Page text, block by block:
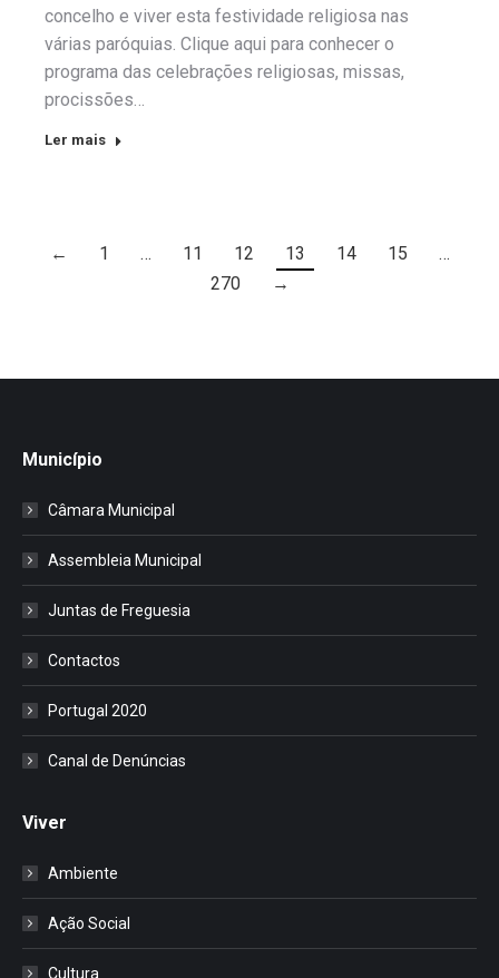
concelho e viver esta festividade religiosa nas
várias paróquias. Clique aqui para conhecer o
programa das celebrações religiosas, missas,
procissões…
Ler mais
← 1 … 11 12 13 14 15
…
270
→
Município
Câmara Municipal
Assembleia Municipal
Juntas de Freguesia
Contactos
Portugal 2020
Canal de Denúncias
Viver
Ambiente
Ação Social
Cultura